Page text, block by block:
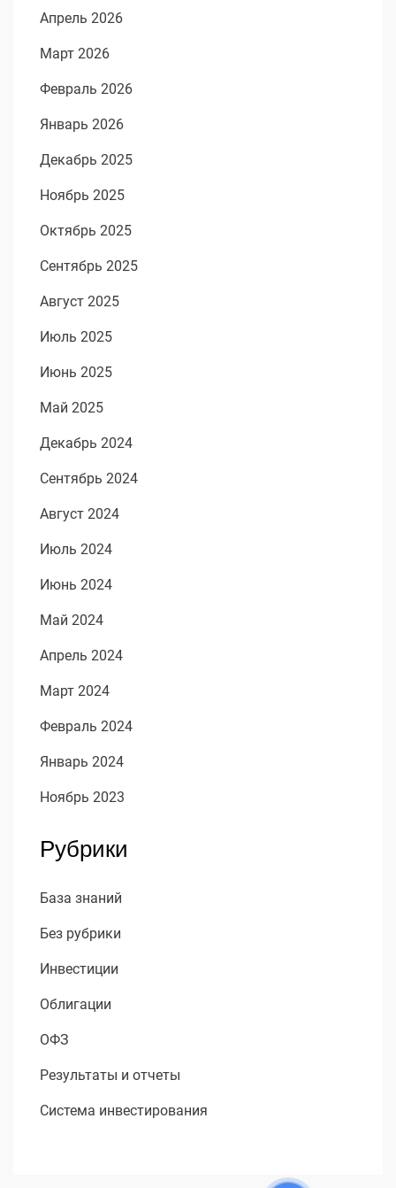
Апрель 2026
Март 2026
Февраль 2026
Январь 2026
Декабрь 2025
Ноябрь 2025
Октябрь 2025
Сентябрь 2025
Август 2025
Июль 2025
Июнь 2025
Май 2025
Декабрь 2024
Сентябрь 2024
Август 2024
Июль 2024
Июнь 2024
Май 2024
Апрель 2024
Март 2024
Февраль 2024
Январь 2024
Ноябрь 2023
Рубрики
База знаний
Без рубрики
Инвестиции
Облигации
ОФЗ
Результаты и отчеты
Система инвестирования